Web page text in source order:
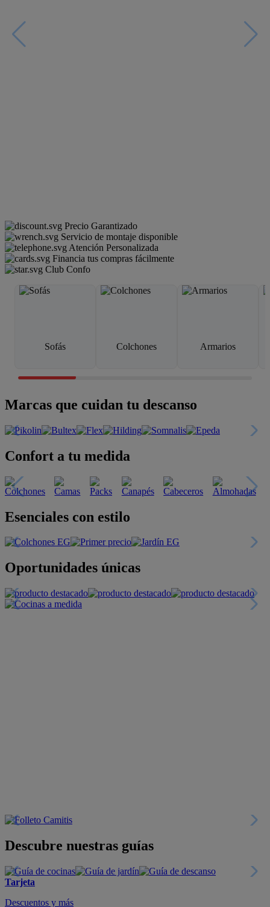
Precio Garantizado
Servicio de montaje disponible
Atención Personalizada
Financia tus compras fácilmente
Club Confo
Sofás Colchones Armarios
Marcas que cuidan tu descanso
Confort a tu medida
Esenciales con estilo
Oportunidades únicas
Descubre nuestras guías
Tarjeta
Descuentos y más